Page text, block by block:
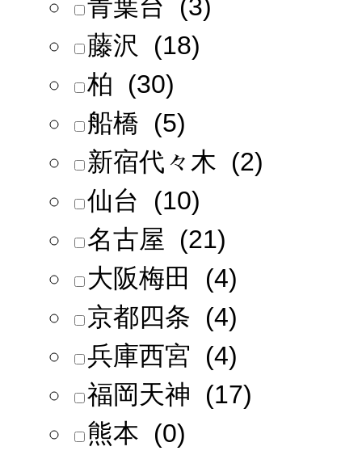
青葉台 (3)
藤沢 (18)
柏 (30)
船橋 (5)
新宿代々木 (2)
仙台 (10)
名古屋 (21)
大阪梅田 (4)
京都四条 (4)
兵庫西宮 (4)
福岡天神 (17)
熊本 (0)